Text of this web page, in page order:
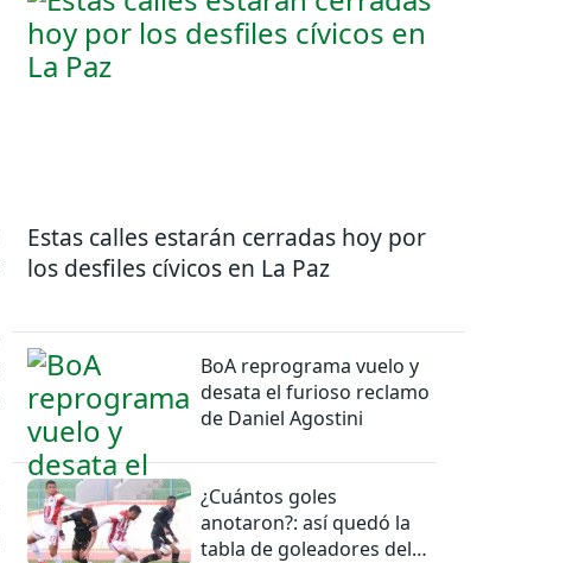
Estas calles estarán cerradas hoy por
los desfiles cívicos en La Paz
BoA reprograma vuelo y
desata el furioso reclamo
de Daniel Agostini
¿Cuántos goles
anotaron?: así quedó la
tabla de goleadores del